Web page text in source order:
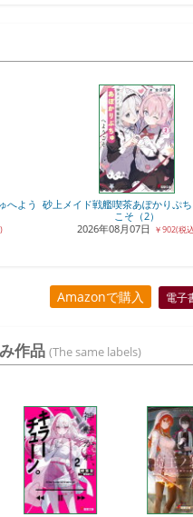
へよう 砂上メイド戦艦喫茶あぽかりぷち
こそ（2）
2026年08月07日
￥902(税
Amazonで購入 電子
作品 (The same labels)